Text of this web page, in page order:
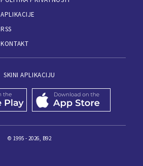
APLIKACIJE
RSS
KONTAKT
SKINI APLIKACIJU
© 1995 - 2026, B92